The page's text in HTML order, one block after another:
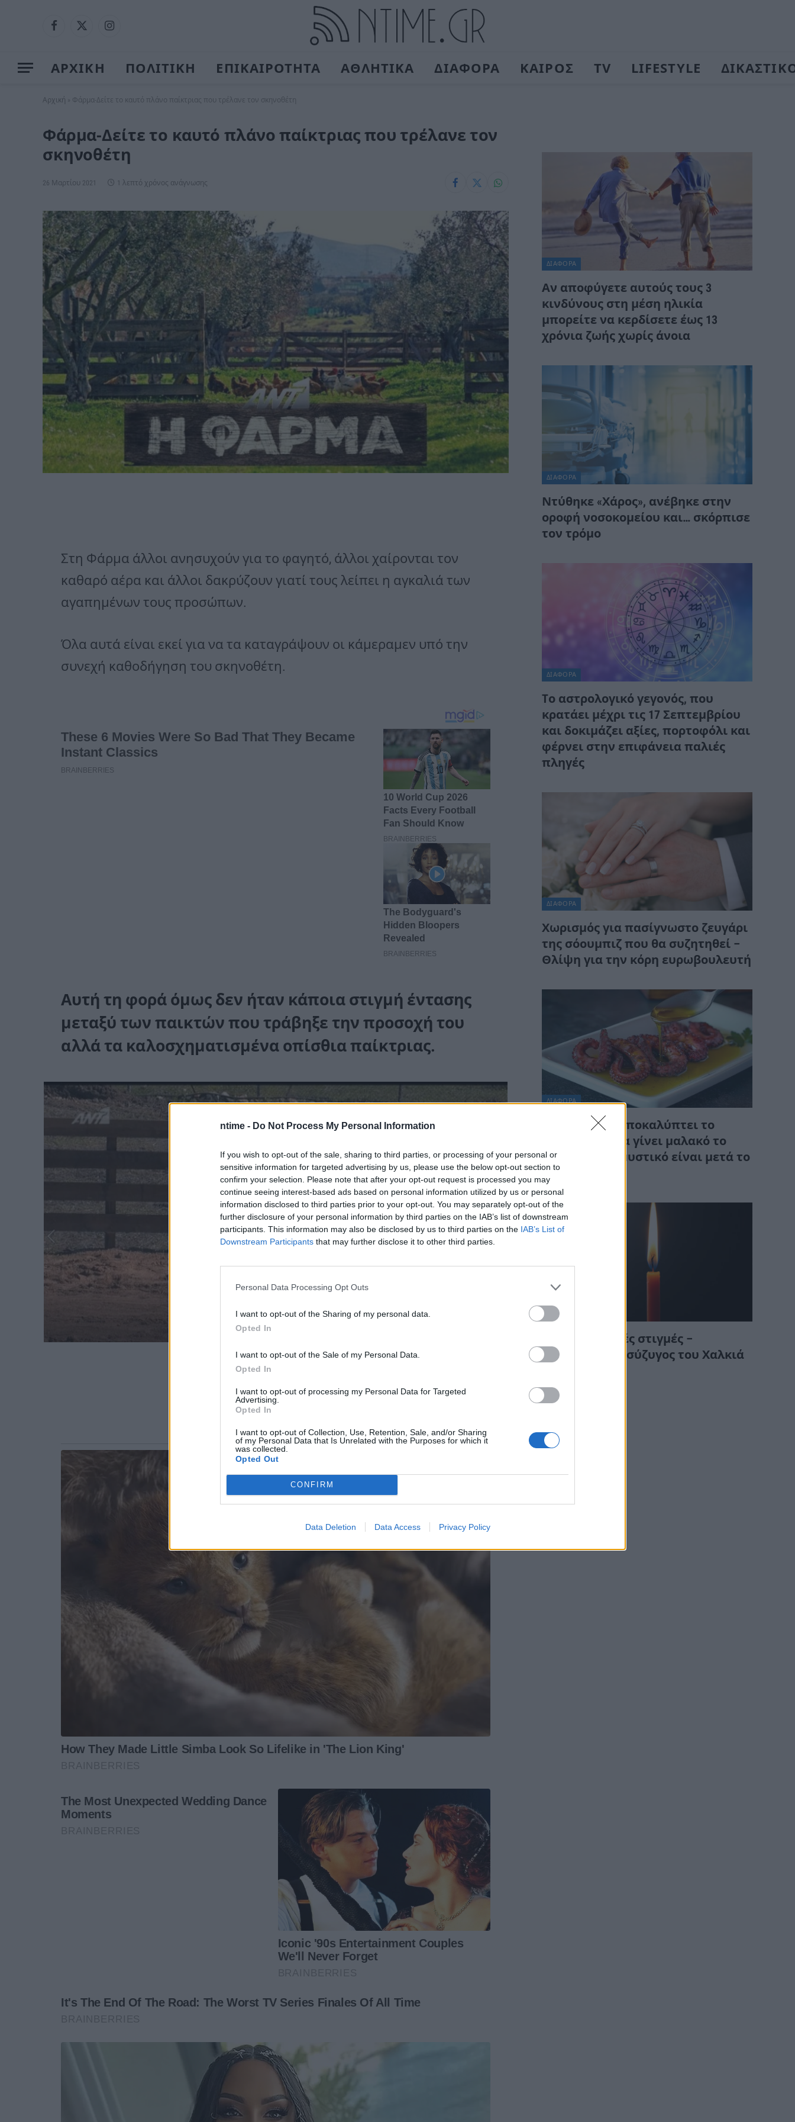
ntime - Do Not Process My Personal Information
If you wish to opt-out of the sale, sharing to third parties, or processing of your personal or
sensitive information for targeted advertising by us, please use the below opt-out section to
confirm your selection. Please note that after your opt-out request is processed you may
continue seeing interest-based ads based on personal information utilized by us or personal
information disclosed to third parties prior to your opt-out. You may separately opt-out of the
further disclosure of your personal information by third parties on the IAB’s list of downstream
participants. This information may also be disclosed by us to third parties on the IAB’s List of
Downstream Participants that may further disclose it to other third parties.
Personal Data Processing Opt Outs
I want to opt-out of the Sharing of my personal data.
Opted In
I want to opt-out of the Sale of my Personal Data.
Opted In
I want to opt-out of processing my Personal Data for Targeted
Advertising.
Opted In
I want to opt-out of Collection, Use, Retention, Sale, and/or Sharing
of my Personal Data that Is Unrelated with the Purposes for which it
was collected.
Opted Out
CONFIRM
Data Deletion Data Access Privacy Policy
Facebook
X
Instagram
ΑΡΧΙΚΗ ΠΟΛΙΤΙΚΗ ΕΠΙΚΑΙΡΟΤΗΤΑ ΑΘΛΗΤΙΚΑ ΔΙΑΦΟΡΑ ΚΑΙΡΟΣ TV LIFESTYLE
Αρχική Φάρμα-Δείτε το καυτό πλάνο παίκτριας που τρέλανε τον σκηνοθέτη
Φάρμα-Δείτε το καυτό πλάνο παίκτριας που τρέλανε τον
σκηνοθέτη
26 Μαρτίου 2021 1 λεπτό χρόνος ανάγνωσης
Στη Φάρμα άλλοι ανησυχούν για το φαγητό, άλλοι χαίρονται τον
καθαρό αέρα και άλλοι δακρύζουν γιατί τους λείπει η αγκαλιά των
αγαπημένων τους προσώπων.
Όλα αυτά είναι εκεί για να τα καταγράψουν οι κάμεραμεν υπό την
συνεχή καθοδήγηση του σκηνοθέτη.
Αυτή τη φορά όμως δεν ήταν κάποια στιγμή έντασης
μεταξύ των παικτών που τράβηξε την προσοχή του
αλλά τα καλοσχηματισμένα οπίσθια παίκτριας.
ΔΙΆΦΟΡΑ
Αν αποφύγετε αυτούς τους 3
κινδύνους στη μέση ηλικία
μπορείτε να κερδίσετε έως 13
χρόνια ζωής χωρίς άνοια
ΔΙΆΦΟΡΑ
Ντύθηκε «Χάρος», ανέβηκε στην
οροφή νοσοκομείου και… σκόρπισε
τον τρόμο
ΔΙΆΦΟΡΑ
Tο αστρολογικό γεγονός, που
κρατάει μέχρι τις 17 Σεπτεμβρίου
και δοκιμάζει αξίες, πορτοφόλι και
φέρνει στην επιφάνεια παλιές
πληγές
ΔΙΆΦΟΡΑ
Χωρισμός για πασίγνωστο ζευγάρι
της σόουμπιζ που θα συζητηθεί –
Θλίψη για την κόρη ευρωβουλευτή
ΔΙΆΦΟΡΑ
Ιχθυοπώλης αποκαλύπτει το
μυστικό για να γίνει μαλακό το
χταπόδι – Το μυστικό είναι μετά το
βράσιμο
ΔΙΆΦΟΡΑ
Συγκλονιστικές στιγμές –
Κατέρρευσε η σύζυγος του Χαλκιά